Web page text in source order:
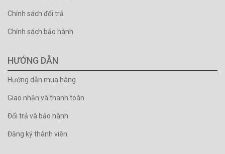
Chính sách đổi trả
Chính sách bảo hành
HƯỚNG DẪN
Hướng dẫn mua hàng
Giao nhận và thanh toán
Đổi trả và bảo hành
Đăng ký thành viên